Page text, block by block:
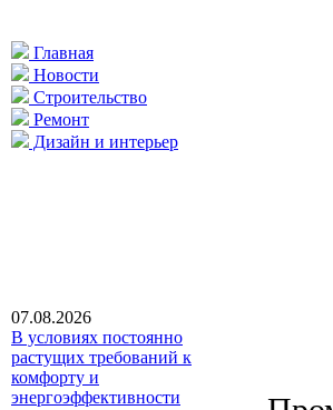
Главная
Новости
Строительство
Ремонт
Дизайн и интерьер
07.08.2026
В условиях постоянно
растущих требований к
комфорту и
энергоэффективности